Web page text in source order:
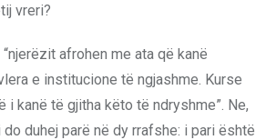
vreri?
afrohen me ata që kanë
e institucione të ngjashme. Kurse
i kanë të gjitha këto të ndryshme”. Ne,
duhej parë në dy rrafshe: i pari është